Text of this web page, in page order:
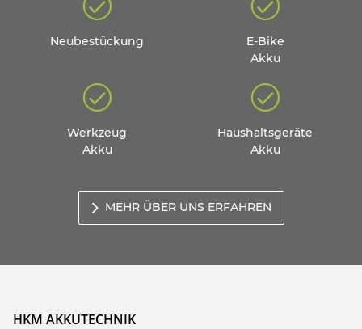
Neubestückung
E-Bike
Akku
Werkzeug
Akku
Haushaltsgeräte
Akku
MEHR ÜBER UNS ERFAHREN
HKM AKKUTECHNIK